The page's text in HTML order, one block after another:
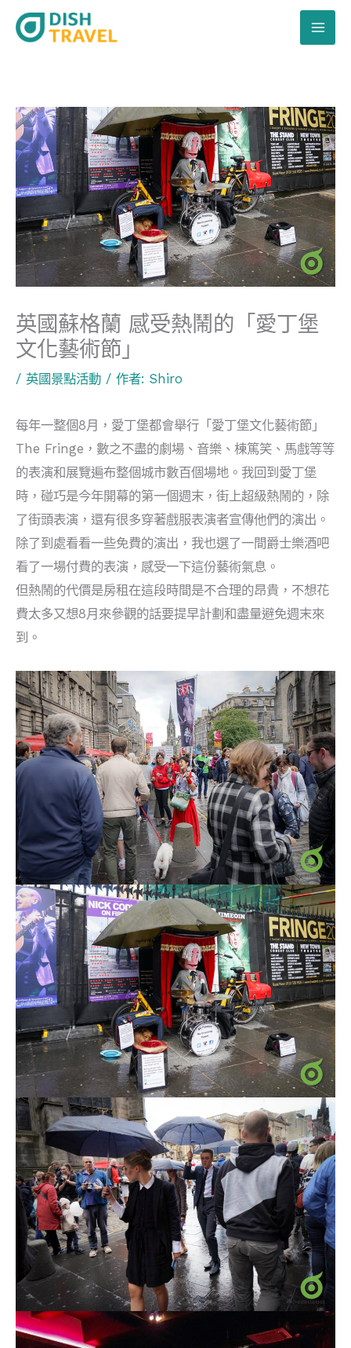
英國蘇格蘭 感受熱鬧的「愛丁堡
文化藝術節」
/ 英國景點活動 / 作者: Shiro
每年一整個8月，愛丁堡都會舉行「愛丁堡文化藝術節」
The Fringe，數之不盡的劇場、音樂、棟篤笑、馬戲等等
的表演和展覽遍布整個城市數百個場地。我回到愛丁堡
時，碰巧是今年開幕的第一個週末，街上超級熱鬧的，除
了街頭表演，還有很多穿著戲服表演者宣傳他們的演出。
除了到處看看一些免費的演出，我也選了一間爵士樂酒吧
看了一場付費的表演，感受一下這份藝術氣息。
但熱鬧的代價是房租在這段時間是不合理的昂貴，不想花
費太多又想8月來參觀的話要提早計劃和盡量避免週末來
到。